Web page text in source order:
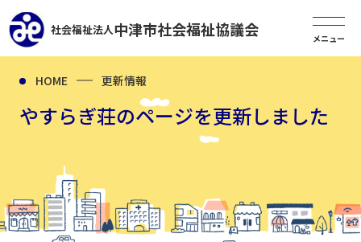
社会福祉法人中津市社会福祉協議会
HOME 更新情報
やすらぎ荘のページを更新しました